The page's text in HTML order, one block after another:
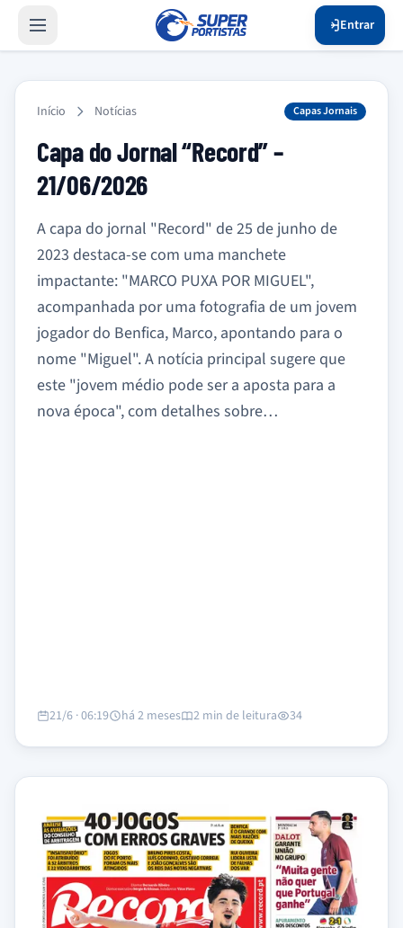
Entrar
Início Notícias Capas Jornais
Capa do Jornal “Record” –
21/06/2026
A capa do jornal "Record" de 25 de junho de
2023 destaca-se com uma manchete
impactante: "MARCO PUXA POR MIGUEL",
acompanhada por uma fotografia de um jovem
jogador do Benfica, Marco, apontando para o
nome "Miguel". A notícia principal sugere que
este "jovem médio pode ser a aposta para a
nova época", com detalhes sobre…
21/6 · 06:19 há 2 meses 2 min de leitura 34